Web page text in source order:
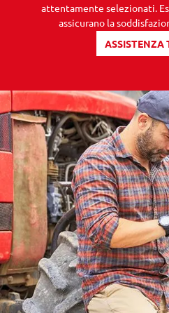
attentamente selezionati.
assicurano la
ASSISTENZA